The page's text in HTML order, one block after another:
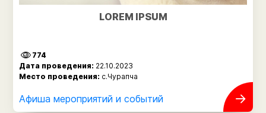
LOREM IPSUM
774
Дата проведения: 22.10.2023
Место проведения: с.Чурапча
Афиша мероприятий и событий